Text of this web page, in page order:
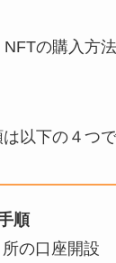
の購入方
以下の４つで
順
の口座開設